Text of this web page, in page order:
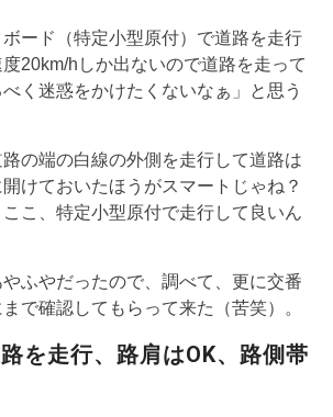
ード（特定小型原付）で道路を走行
20km/hしか出ないので道路を走って
く迷惑をかけたくないなぁ」と思う
の端の白線の外側を走行して道路は
けておいたほうがスマートじゃね？
こ、特定小型原付で走行して良いん
ふやだったので、調べて、更に交番
で確認してもらって来た（苦笑）。
を走行、路肩はOK、路側帯